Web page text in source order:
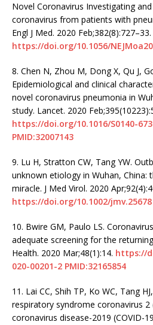
Novel Coronavirus Investigating
coronavirus from patients with
Engl J Med. 2020 Feb;382(8):727–33.
https://doi.org/10.1056/
8. Chen N, Zhou M, Dong X, Qu J,
Epidemiological and clinical
novel coronavirus pneumonia in
study. Lancet. 2020
https://doi.org/10.1016/S0140-
PMID:32007143
9. Lu H, Stratton CW, Tang YW.
unknown etiology in Wuhan, China:
miracle. J Med Virol. 2020
https://doi.org/10.1002/jmv.25678
10. Bwire GM, Paulo LS.
adequate screening for the
Health. 2020 Mar;48(1):14. https://
020-00201-2 PMID:32165854
11. Lai CC, Shih TP, Ko WC, Tang
respiratory syndrome coronavirus 2
coronavirus disease-2019 (COVID-